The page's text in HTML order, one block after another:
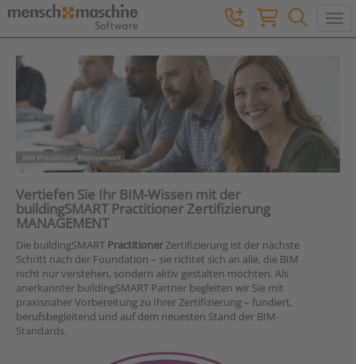
Vertiefen Sie Ihr BIM-Wissen mit der
buildingSMART Practitioner Zertifizierung
MANAGEMENT
Die buildingSMART PractitionerZertifizierung ist der nächste
Schritt nach der Foundation – sie richtet sich an alle, die BIM
nicht nur verstehen, sondern aktiv gestalten möchten. Als
anerkannter buildingSMART Partner begleiten wir Sie mit
praxisnaher Vorbereitung zu Ihrer Zertifizierung – fundiert,
berufsbegleitend und auf dem neuesten Stand der BIM-
Standards.